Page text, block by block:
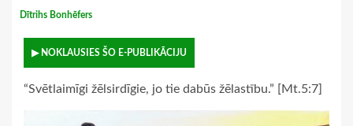
Dītrihs Bonhēfers
▶ NOKLAUSIES ŠO E-PUBLIKĀCIJU
“Svētlaimīgi žēlsirdīgie, jo tie dabūs žēlastību.” [Mt.5:7]